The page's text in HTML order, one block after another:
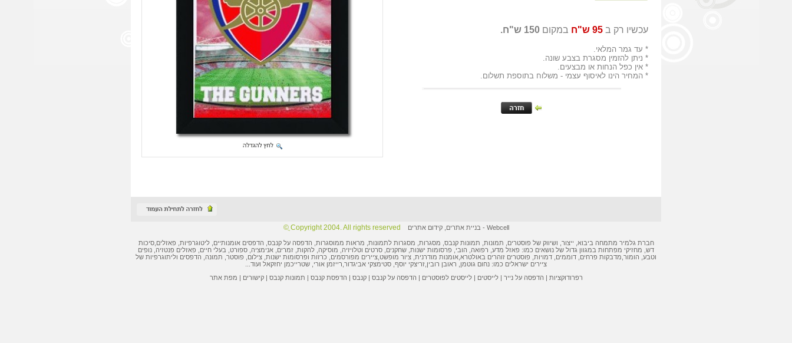
עכשיו רק ב 95 ש"ח במקום 150 ש"ח.
* עד גמר המלאי.
* ניתן להזמין מסגרת בצבע שונה.
* אין כפל הנחות או מבצעים.
* המחיר הינו לאיסוף עצמי - משלוח בתוספת תשלום.
Webcell
- בניית אתרים ,קידום אתרים Copyright 2004. All rights reserved ֲ©
חברת גלמיר מתמחה ביבוא, ייצור, ושיווק של פוסטרים תמונות , תמונות קנבס, מסגרות, מסגרות לתמונות , מראות ממוסגרות, הדפסה על קנבס הדפסים אומנותיים ,ליטוגרפיות פאזלים ,סיכות
דש מחזיקי מפתחות במגוון גדול של נושאים כמו: פאזל מדע, רפואה, הובי, פרסומות ישנות , שחקנים, סרטים וטלויזיה, מוסיקה, להקות, זמרים, אנימציה, ספורט, בעלי חיים, פאזלים פנטזיה, נופים
וטבע, הומור, מדבקות פרחים, דוממים, דמויות, פוסטרים זוהרים באולטרא, אומנות מודרנית ציור מופשט ציירים מפורסמים כרזות ופרסומות ישנות, צילום, פוסטר, תמונה, הדפסים וליתוגרפיות של
ציירים ישראלים כמו: נחום גוטמן ראובן רובין זריצקי יוסף סטימצקי אביגדור רייזמן אורי שטרייכמן יחזקאל ועוד...
רפרודוקציות | הדפסה על נייר |לייסטים |לייסטים לפוסטרים | הדפסה על קנבס |קנבס | הדפסת קנבס | תמונות קנבס |קישורים | מפת אתר